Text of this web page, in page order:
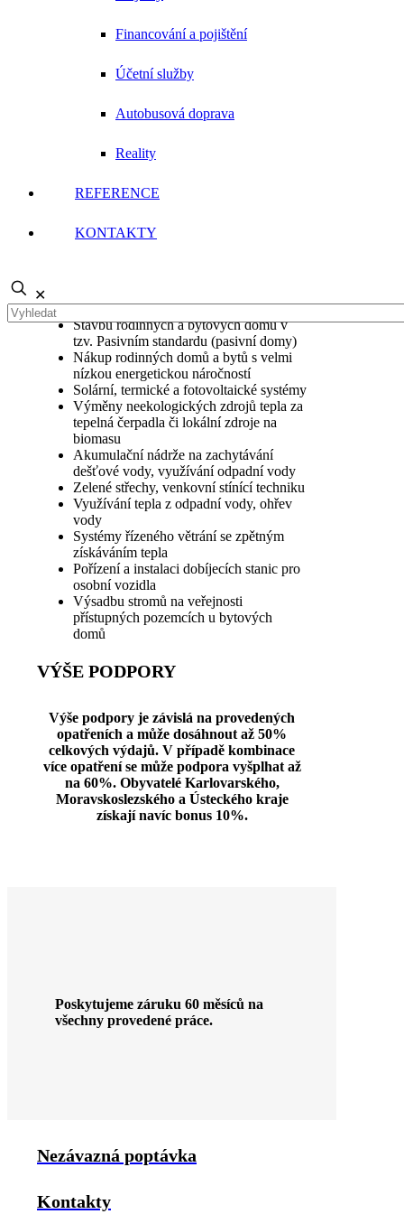
Financování a pojištění
Účetní služby
Autobusová doprava
Reality
REFERENCE
KONTAKTY
✕
výdajů. Paušální částky - jednoduchý výpočet
dotace. Jednoduché vyřízení žádosti bez
pomůžeme vyřídit.
DOTACI LZE
POSKYTNOUT NA:
podlah, výměny oken a dveří
Stavbu rodinných a bytových domů v
tzv. Pasivním standardu (pasivní domy)
Nákup rodinných domů a bytů s velmi
nízkou energetickou náročností
Solární, termické a fotovoltaické systémy
Výměny neekologických zdrojů tepla za
tepelná čerpadla či lokální zdroje na
biomasu
Akumulační nádrže na zachytávání
dešťové vody, využívání odpadní vody
Zelené střechy, venkovní stínící techniku
Využívání tepla z odpadní vody, ohřev
vody
Systémy řízeného větrání se zpětným
získáváním tepla
Pořízení a instalaci dobíjecích stanic pro
osobní vozidla
Výsadbu stromů na veřejnosti
přístupných pozemcích u bytových
domů
VÝŠE PODPORY
Výše podpory je závislá na provedených
opatřeních a může dosáhnout až 50%
celkových výdajů. V případě kombinace
více opatření se může podpora vyšplhat až
na 60%. Obyvatelé Karlovarského,
Moravskoslezského a Ústeckého kraje
získají navíc bonus 10%.
Poskytujeme záruku 60 měsíců na
všechny provedené práce.
Nezávazná poptávka
Kontakty